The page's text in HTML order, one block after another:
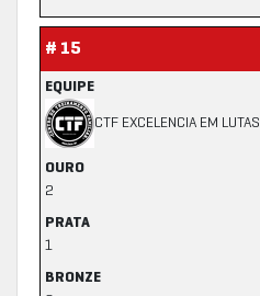
# 15
EQUIPE
CTF EXCELENCIA EM LUTAS
OURO
2
PRATA
1
BRONZE